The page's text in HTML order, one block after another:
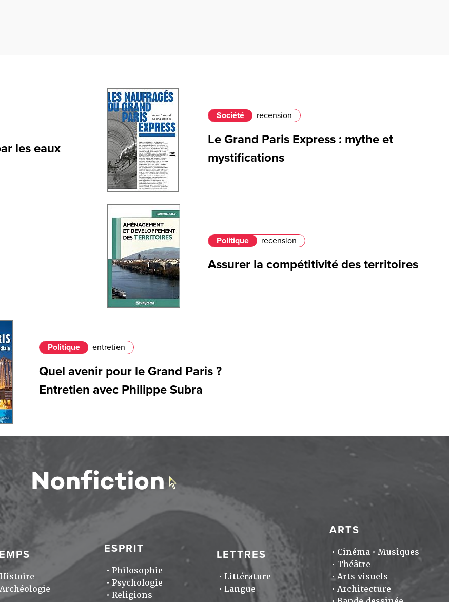
les eaux
Société recension
Le Grand Paris Express : mythe et
mystifications
Politique recension
Assurer la compétitivité des territoires
Politique entretien
Quel avenir pour le Grand Paris ?
Entretien avec Philippe Subra
Histoire
ESPRIT
Philosophie
Psychologie
Religions
LETTRES
Littérature
Langue
ARTS
Cinéma
Musiques
Théâtre
Arts visuels
Architecture